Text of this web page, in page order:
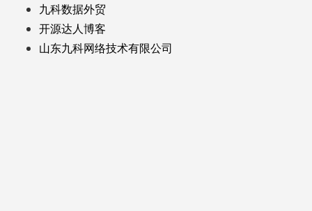
九科数据外贸
开源达人博客
山东九科网络技术有限公司